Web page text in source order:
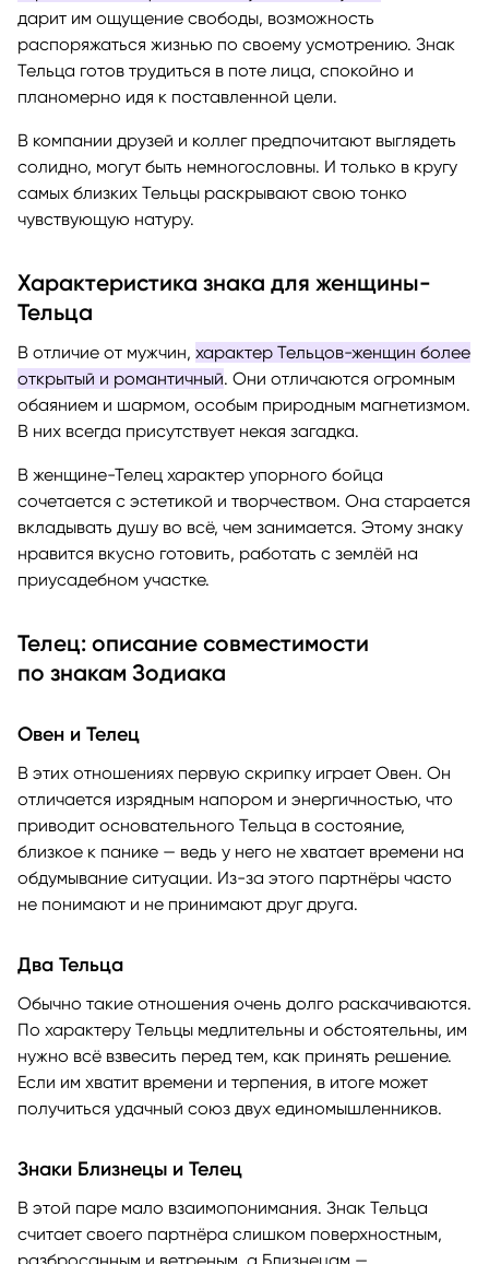
дарит им ощущение свободы, возможность
распоряжаться жизнью по своему усмотрению. Знак
Тельца готов трудиться в поте лица, спокойно и
планомерно идя к поставленной цели.
В компании друзей и коллег предпочитают выглядеть
солидно, могут быть немногословны. И только в кругу
самых близких Тельцы раскрывают свою тонко
чувствующую натуру.
Характеристика знака для женщины-
Тельца
В отличие от мужчин, характер Тельцов-женщин более
открытый и романтичный. Они отличаются огромным
обаянием и шармом, особым природным магнетизмом.
В них всегда присутствует некая загадка.
В женщине-Телец характер упорного бойца
сочетается с эстетикой и творчеством. Она старается
вкладывать душу во всё, чем занимается. Этому знаку
нравится вкусно готовить, работать с землёй на
приусадебном участке.
Телец: описание совместимости
по знакам Зодиака
Овен и Телец
В этих отношениях первую скрипку играет Овен. Он
отличается изрядным напором и энергичностью, что
приводит основательного Тельца в состояние,
близкое к панике — ведь у него не хватает времени на
обдумывание ситуации. Из-за этого партнёры часто
не понимают и не принимают друг друга.
Два Тельца
Обычно такие отношения очень долго раскачиваются.
По характеру Тельцы медлительны и обстоятельны, им
нужно всё взвесить перед тем, как принять решение.
Если им хватит времени и терпения, в итоге может
получиться удачный союз двух единомышленников.
Знаки Близнецы и Телец
В этой паре мало взаимопонимания. Знак Тельца
считает своего партнёра слишком поверхностным,